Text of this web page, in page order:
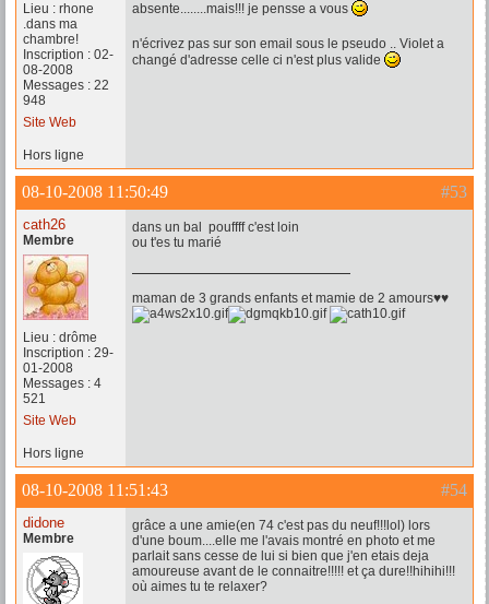
Lieu : rhone
.dans ma
chambre!
Inscription : 02-
08-2008
Messages : 22
948
Site Web
absente........mais!!! je pensse a vous
n'écrivez pas sur son email sous le pseudo .. Violet a
changé d'adresse celle ci n'est plus valide
Hors ligne
#53
08-10-2008 11:50:49
cath26
Membre
Lieu : drôme
Inscription : 29-
01-2008
Messages : 4
521
Site Web
dans un bal pouffff c'est loin
ou t'es tu marié
maman de 3 grands enfants et mamie de 2 amours♥♥
Hors ligne
#54
08-10-2008 11:51:43
didone
Membre
grâce a une amie(en 74 c'est pas du neuf!!!lol) lors
d'une boum....elle me l'avais montré en photo et me
parlait sans cesse de lui si bien que j'en etais deja
amoureuse avant de le connaitre!!!!! et ça dure!!hihihi!!!
où aimes tu te relaxer?